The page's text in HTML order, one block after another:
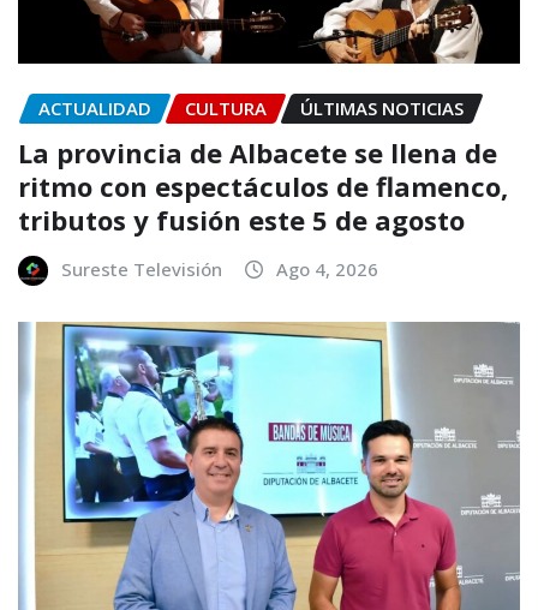
ACTUALIDAD CULTURA ÚLTIMAS NOTICIAS
La provincia de Albacete se llena de
ritmo con espectáculos de flamenco,
tributos y fusión este 5 de agosto
Sureste Televisión Ago 4, 2026